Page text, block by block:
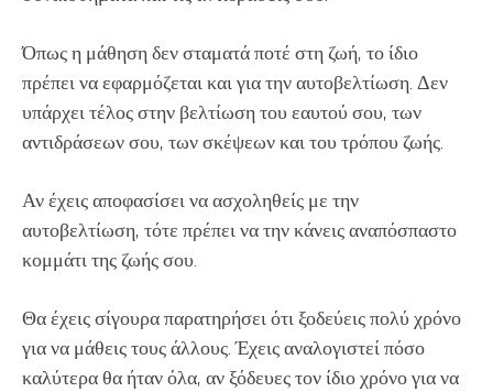
Όπως η μάθηση δεν σταματά ποτέ στη ζωή, το ίδιο
πρέπει να εφαρμόζεται και για την αυτοβελτίωση. Δεν
υπάρχει τέλος στην βελτίωση του εαυτού σου, των
αντιδράσεων σου, των σκέψεων και του τρόπου ζωής.
Αν έχεις αποφασίσει να ασχοληθείς με την
αυτοβελτίωση, τότε πρέπει να την κάνεις αναπόσπαστο
κομμάτι της ζωής σου.
Θα έχεις σίγουρα παρατηρήσει ότι ξοδεύεις πολύ χρόνο
για να μάθεις τους άλλους. Έχεις αναλογιστεί πόσο
καλύτερα θα ήταν όλα, αν ξόδευες τον ίδιο χρόνο για να